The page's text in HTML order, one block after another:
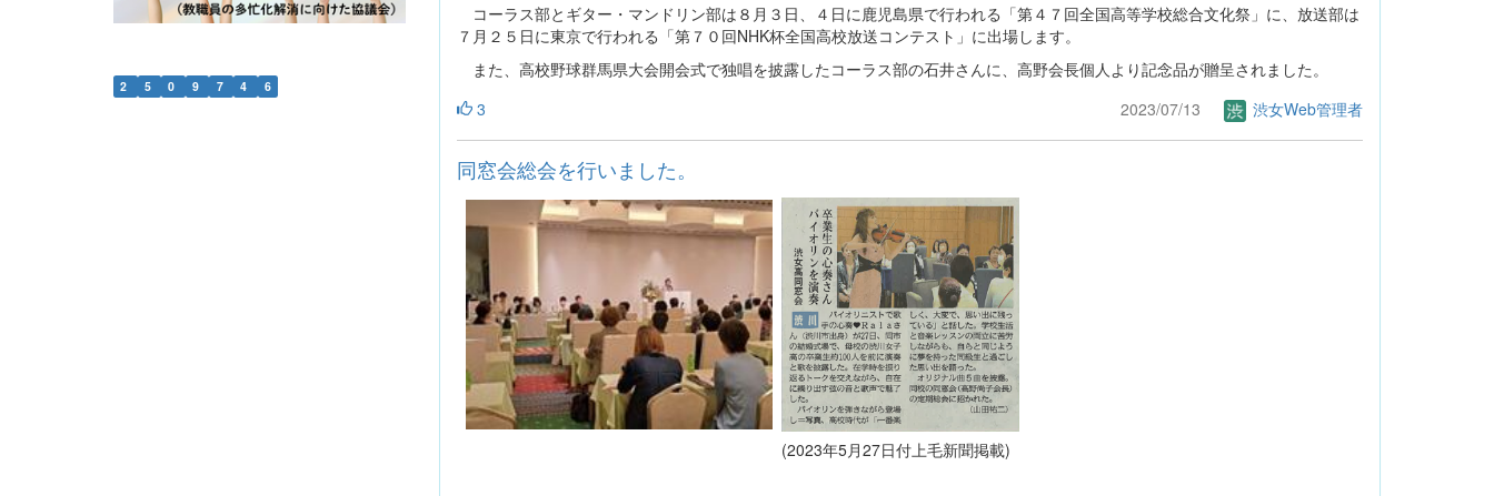
コーラス部とギター・マンドリン部は８月３日、４日に鹿児島県で行われる「第４７回全国高等学校総合文化祭」に、放送部は
７月２５日に東京で行われる「第７０回NHK杯全国高校放送コンテスト」に出場します。
また、高校野球群馬県大会開会式で独唱を披露したコーラス部の石井さんに、高野会長個人より記念品が贈呈されました。
3
2023/07/13 渋女Web管理者
同窓会総会を行いました。
(2023年5月27日付上毛新聞掲載)
2 5 0 9 7 4 6